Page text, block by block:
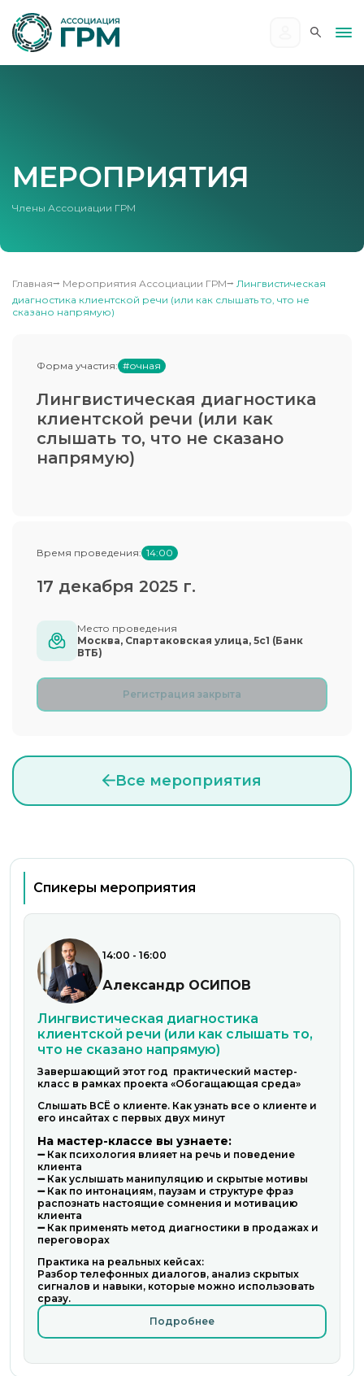
МЕРОПРИЯТИЯ
Члены Ассоциации ГРМ
Главная⭢ Мероприятия Ассоциации ГРМ⭢ Лингвистическая
диагностика клиентской речи (или как слышать то, что не
сказано напрямую)
Форма участия: #очная
Лингвистическая диагностика
клиентской речи (или как
слышать то, что не сказано
напрямую)
Время проведения: 14:00
17 декабря 2025 г.
Место проведения
Москва, Спартаковская улица, 5с1 (Банк
ВТБ)
Регистрация закрыта
Все мероприятия
Спикеры мероприятия
14:00 - 16:00
Александр ОСИПОВ
Лингвистическая диагностика
клиентской речи (или как слышать то,
что не сказано напрямую)
Завершающий этот год практический мастер-
класс в рамках проекта «Обогащающая среда»
Слышать ВСЁ о клиенте. Как узнать все о клиенте и
его инсайтах с первых двух минут
На мастер-классе вы узнаете:
➖ Как психология влияет на речь и поведение
клиента
➖ Как услышать манипуляцию и скрытые мотивы
➖ Как по интонациям, паузам и структуре фраз
распознать настоящие сомнения и мотивацию
клиента
➖ Как применять метод диагностики в продажах и
переговорах
Практика на реальных кейсах:
Разбор телефонных диалогов, анализ скрытых
сигналов и навыки, которые можно использовать
сразу.
Подробнее